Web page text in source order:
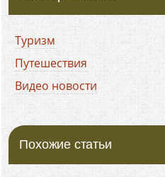
Туризм
Путешествия
Видео новости
Похожие статьи